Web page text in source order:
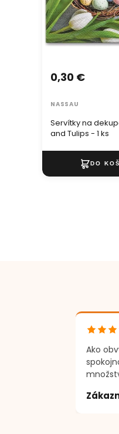
Servítky na
and Tulips - 1 ks
0,30 €
NASSAU
Ako
;)